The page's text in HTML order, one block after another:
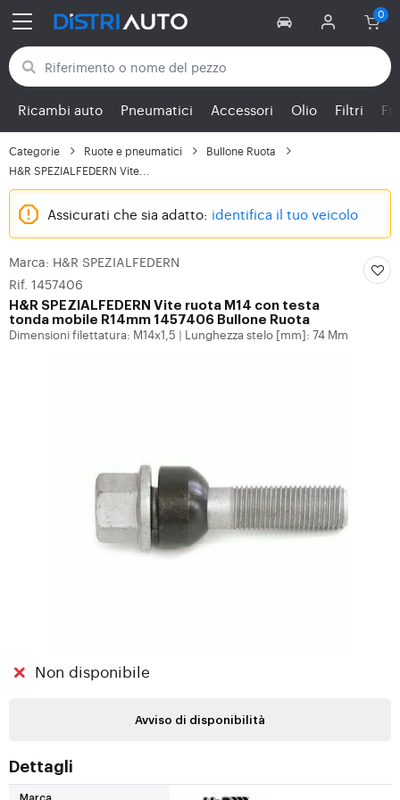
Torna alle categorie
Ricambi auto Pneumatici Accessori Olio Filtri
Categorie Ruote e pneumatici
Bullone Ruota
H&R SPEZIALFEDERN Vite...
Assicurati che sia adatto: identifica il tuo veicolo
Marca: H&R SPEZIALFEDERN
Rif. 1457406
H&R SPEZIALFEDERN Vite ruota M14 con testa
tonda mobile R14mm 1457406 Bullone Ruota
Dimensioni filettatura: M14x1,5 Lunghezza stelo [mm]: 74 Mm
Non disponibile
Avviso di disponibilità
Dettagli